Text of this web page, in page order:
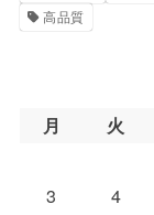
高品質
月
火
3
4